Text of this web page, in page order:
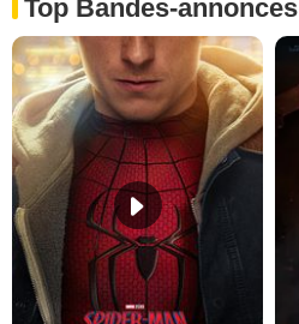
Top Bandes-annonces